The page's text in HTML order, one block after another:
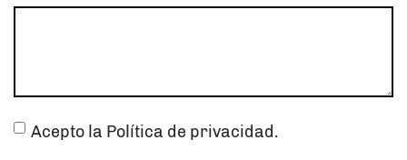
Acepto la Política de privacidad.